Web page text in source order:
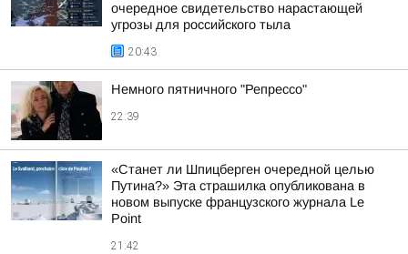
очередное свидетельство нарастающей
угрозы для российского тыла
20:43
Немного пятничного "Репрессо"
22:39
«Станет ли Шпицберген очередной целью
Путина?» Эта страшилка опубликована в
новом выпуске французского журнала Le
Point
21:42